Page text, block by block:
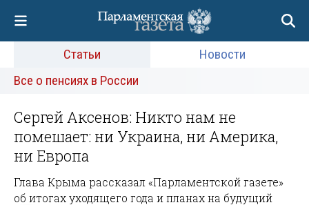
Статьи
Новости
Все о пенсиях в России
Сергей Аксенов: Никто нам не
помешает: ни Украина, ни Америка,
ни Европа
Глава Крыма рассказал «Парламентской газете»
об итогах уходящего года и планах на будущий